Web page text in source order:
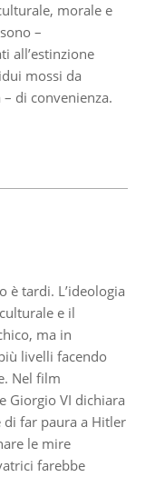
morale e
–
all’estinzione
mossi da
– di convenienza.
è tardi. L’ideologia
e il
ma in
livelli facendo
Nel film
Giorgio VI dichiara
di far paura a Hitler
le mire
farebbe